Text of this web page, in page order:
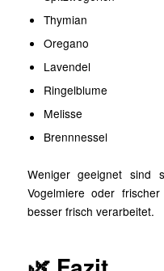
Thymian
Oregano
Lavendel
Ringelblume
Melisse
Brennnessel
Weniger geeignet sind
Vogelmiere oder
besser frisch verarbeitet.